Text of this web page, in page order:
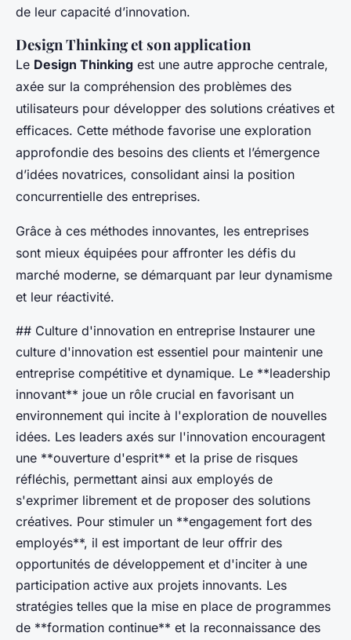
de leur capacité d’innovation.
Design Thinking et son application
Le Design Thinking est une autre approche centrale,
axée sur la compréhension des problèmes des
utilisateurs pour développer des solutions créatives et
efficaces. Cette méthode favorise une exploration
approfondie des besoins des clients et l’émergence
d’idées novatrices, consolidant ainsi la position
concurrentielle des entreprises.
Grâce à ces méthodes innovantes, les entreprises
sont mieux équipées pour affronter les défis du
marché moderne, se démarquant par leur dynamisme
et leur réactivité.
## Culture d'innovation en entreprise Instaurer une
culture d'innovation est essentiel pour maintenir une
entreprise compétitive et dynamique. Le **leadership
innovant** joue un rôle crucial en favorisant un
environnement qui incite à l'exploration de nouvelles
idées. Les leaders axés sur l'innovation encouragent
une **ouverture d'esprit** et la prise de risques
réfléchis, permettant ainsi aux employés de
s'exprimer librement et de proposer des solutions
créatives. Pour stimuler un **engagement fort des
employés**, il est important de leur offrir des
opportunités de développement et d'inciter à une
participation active aux projets innovants. Les
stratégies telles que la mise en place de programmes
de **formation continue** et la reconnaissance des